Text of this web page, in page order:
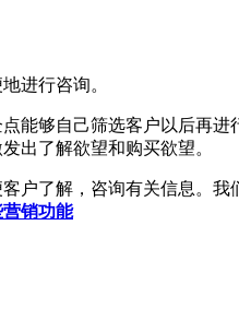
进行咨询。
够自己筛选客户以后再进
出了解欲望和购买欲望。
了解，咨询有关信息。我
销功能